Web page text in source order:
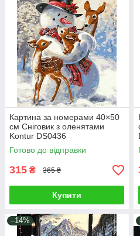
Картина за номерами 40×50
см Сніговик з оленятами
Kontur DS0436
Готово до відправки
315 ₴ 365 ₴
Купити
–14%